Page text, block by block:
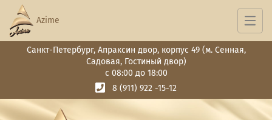
Санкт-Петербург, Апраксин двор, корпус 49 (м. Сенная,
Садовая, Гостиный двор)
с 08:00 до 18:00
8 (911) 922 -15-12
Azime